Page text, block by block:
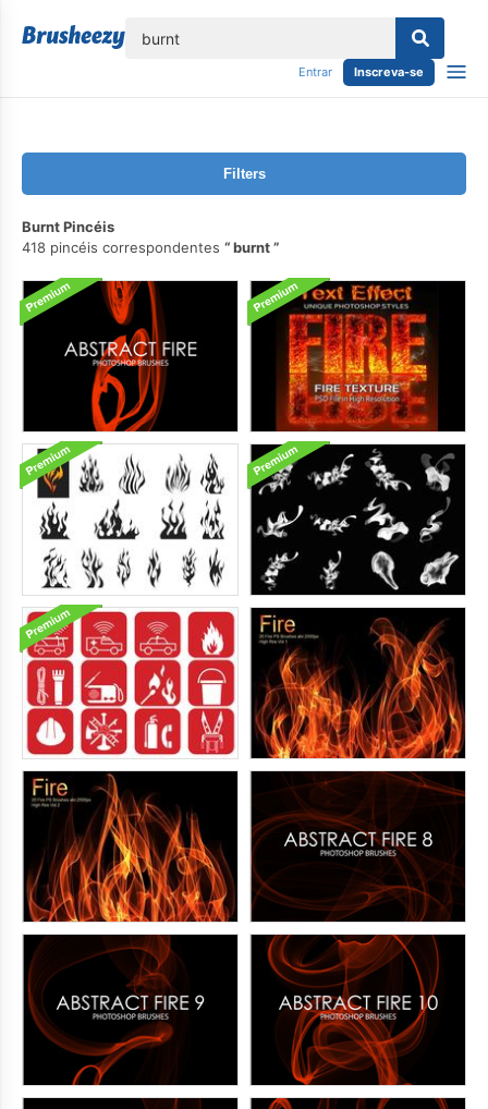
Entrar Inscreva-se
Filters
Burnt Pincéis
418 pincéis correspondentes
burnt